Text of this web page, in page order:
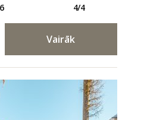
6 4/4
Vairāk